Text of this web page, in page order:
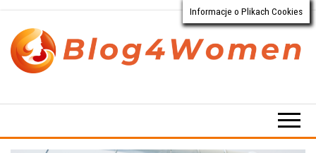
treści
o dla
Informacje o Plikach Cookies